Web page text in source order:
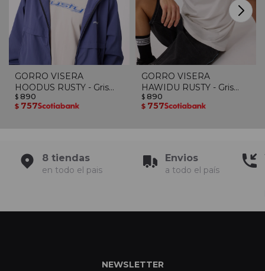
GORRO VISERA
HOODUS RUSTY - Gris
Oscuro
$ 890
$ 757
GORRO VISERA
HAWIDU RUSTY - Gris
Oscuro
$ 890
$ 757
8 tiendas
en todo el pais
Envios
a todo el país
NEWSLETTER